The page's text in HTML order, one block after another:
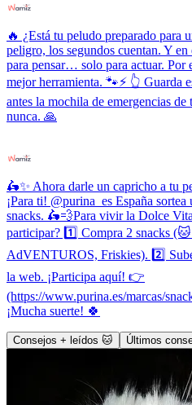
🔥 ¿Está tu peludo preparado para
peligro, los segundos cuentan. Y
para pensar… solo para actuar. Por
mejor herramienta. 🐾⚡ 👆 Guarda
antes la mochila de emergencias
nunca. 🙏
🛵✨ Ahora darle un capricho a tu
¡Para ti! @purina_es España
snacks. 🛵💨Para vivir la Dolce
participar? 1️⃣ Compra 2 snacks
AdVENTUROS, Friskies). 2️⃣
la web. ¡Participa aquí! 👉
(https://www.purina.es/marcas/
¡Mucha suerte! 🍀
Consejos + leídos 🐱 Últimos